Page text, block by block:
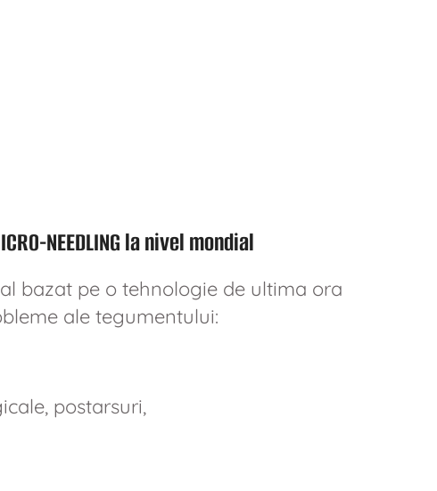
NEEDLING la nivel mondial
bazat pe o tehnologie de ultima ora
ale tegumentului:
postarsuri,